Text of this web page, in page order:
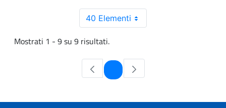
40 Elementi
Mostrati 1 - 9 su 9 risultati.
Pagina